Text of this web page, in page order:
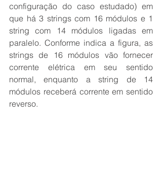
configuração do caso estudado) em
que há 3 strings com 16 módulos e 1
string com 14 módulos ligadas em
paralelo. Conforme indica a figura, as
strings de 16 módulos vão fornecer
corrente elétrica em seu sentido
normal, enquanto a string de 14
módulos receberá corrente em sentido
reverso.